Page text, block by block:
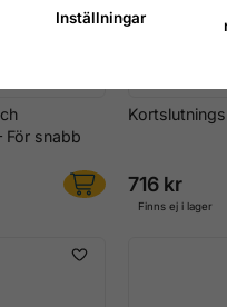
För snabb
716 kr
Finns ej i lager
Inställningar